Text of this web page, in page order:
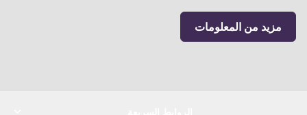
مزيد من المعلومات